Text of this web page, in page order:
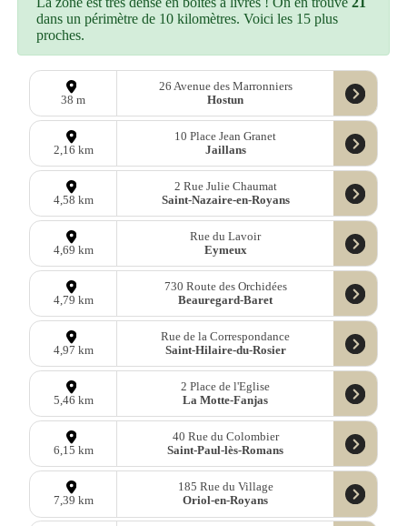
dans un périmètre de 10 kilomètres. Voici les 15 plus
proches.
38 m
26 Avenue des Marronniers
Hostun
2,16 km
10 Place Jean Granet
Jaillans
4,58 km
2 Rue Julie Chaumat
Saint-Nazaire-en-Royans
4,69 km
Rue du Lavoir
Eymeux
4,79 km
730 Route des Orchidées
Beauregard-Baret
4,97 km
Rue de la Correspondance
Saint-Hilaire-du-Rosier
5,46 km
2 Place de l'Eglise
La Motte-Fanjas
6,15 km
40 Rue du Colombier
Saint-Paul-lès-Romans
7,39 km
185 Rue du Village
Oriol-en-Royans